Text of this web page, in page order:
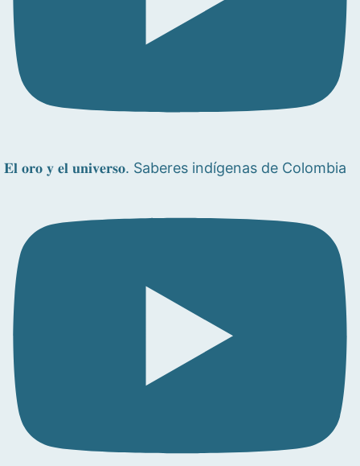
𝐄𝐥 𝐨𝐫𝐨 𝐲 𝐞𝐥 𝐮𝐧𝐢𝐯𝐞𝐫𝐬𝐨. Saberes indígenas de Colombia